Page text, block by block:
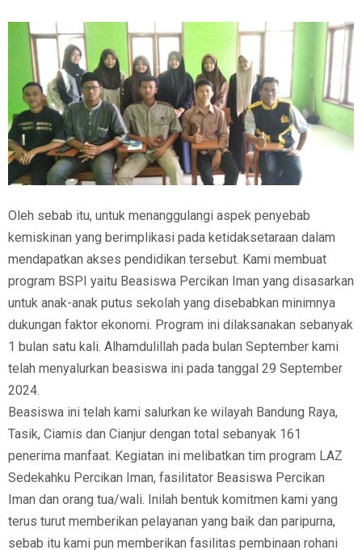
Oleh sebab itu, untuk menanggulangi aspek penyebab
kemiskinan yang berimplikasi pada ketidaksetaraan dalam
mendapatkan akses pendidikan tersebut. Kami membuat
program BSPI yaitu Beasiswa Percikan Iman yang disasarkan
untuk anak-anak putus sekolah yang disebabkan minimnya
dukungan faktor ekonomi. Program ini dilaksanakan sebanyak
1 bulan satu kali. Alhamdulillah pada bulan September kami
telah menyalurkan beasiswa ini pada tanggal 29 September
2024.
Beasiswa ini telah kami salurkan ke wilayah Bandung Raya,
Tasik, Ciamis dan Cianjur dengan total sebanyak 161
penerima manfaat. Kegiatan ini melibatkan tim program LAZ
Sedekahku Percikan Iman, fasilitator Beasiswa Percikan
Iman dan orang tua/wali. Inilah bentuk komitmen kami yang
terus turut memberikan pelayanan yang baik dan paripurna,
sebab itu kami pun memberikan fasilitas pembinaan rohani